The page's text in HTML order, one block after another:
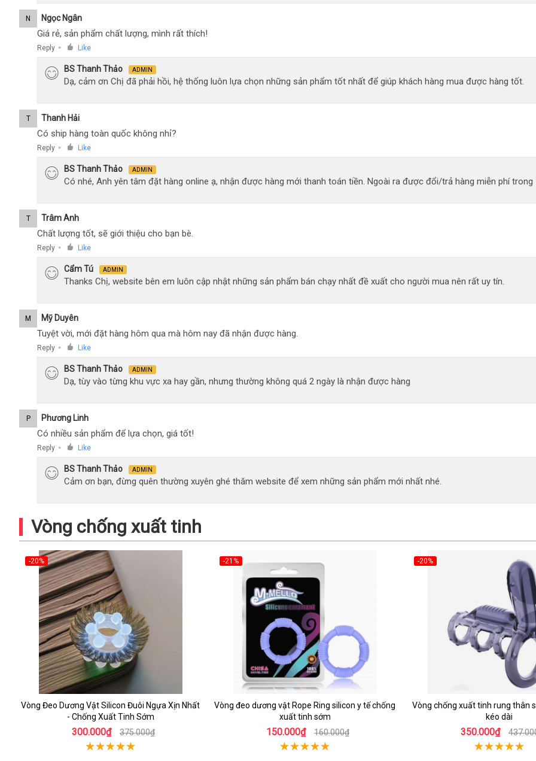
N Ngọc Ngân
Giá rẻ, sản phẩm chất lượng, mình rất thích!
Reply ● Like
BS Thanh Thảo ADMIN
Dạ, cảm ơn Chị đã phải hồi, hệ thống luôn lựa chọn những sản phẩm tốt nhất để giúp khách hàng mua được hàng tốt.
T Thanh Hải
Có ship hàng toàn quốc không nhỉ?
Reply ● Like
BS Thanh Thảo ADMIN
Có nhé, Anh yên tâm đặt hàng online ạ, nhận được hàng mới thanh toán tiền. Ngoài ra được đổi/trả hàng miễn phí trong
T Trâm Anh
Chất lượng tốt, sẽ giới thiệu cho bạn bè.
Reply ● Like
Cẩm Tú ADMIN
Thanks Chị, website bên em luôn cập nhật những sản phẩm bán chạy nhất đề xuất cho người mua nên rất uy tín.
M Mỹ Duyên
Tuyệt vời, mới đặt hàng hôm qua mà hôm nay đã nhận được hàng.
Reply ● Like
BS Thanh Thảo ADMIN
Dạ, tùy vào từng khu vực xa hay gần, nhưng thường không quá 2 ngày là nhận được hàng
P Phương Linh
Có nhiều sản phẩm để lựa chọn, giá tốt!
Reply ● Like
BS Thanh Thảo ADMIN
Cảm ơn bạn, đừng quên thường xuyên ghé thăm website để xem những sản phẩm mới nhất nhé.
Vòng chống xuất tinh
-20%
Vòng Đeo Dương Vật Silicon Đuôi Ngựa Xịn Nhất
- Chống Xuất Tinh Sớm
300.000₫ 375.000₫
-21%
Vòng đeo dương vật Rope Ring silicon y tế chống
xuất tinh sớm
150.000₫ 160.000₫
-20%
Vòng chống xuất tinh rung thân
kéo dài
350.000₫